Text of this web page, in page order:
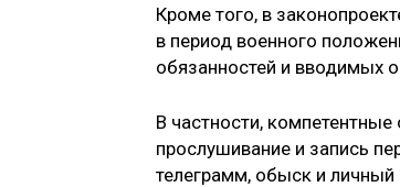
Кроме того, в
в период военного
обязанностей и вводимых
В частности,
прослушивание и запись
телеграмм, обыск и